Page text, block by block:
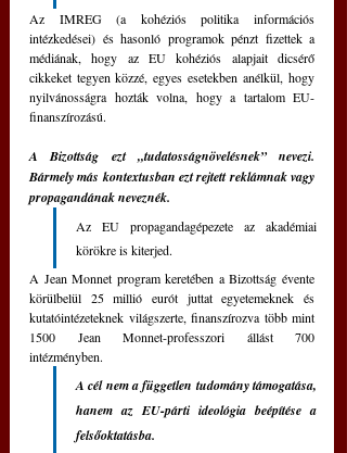
Az IMREG (a kohéziós politika információs
intézkedései) és hasonló programok pénzt fizettek a
médiának, hogy az EU kohéziós alapjait dicsérő
cikkeket tegyen közzé, egyes esetekben anélkül, hogy
nyilvánosságra hozták volna, hogy a tartalom EU-
finanszírozású.
A Bizottság ezt „tudatosságnövelésnek” nevezi.
Bármely más kontextusban ezt rejtett reklámnak vagy
propagandának neveznék.
Az EU propagandagépezete az akadémiai
körökre is kiterjed.
A Jean Monnet program keretében a Bizottság évente
körülbelül 25 millió eurót juttat egyetemeknek és
kutatóintézeteknek világszerte, finanszírozva több mint
1500 Jean Monnet-professzori állást 700
intézményben.
A cél nem a független tudomány támogatása,
hanem az EU-párti ideológia beépítése a
felsőoktatásba.